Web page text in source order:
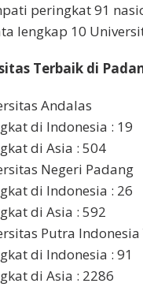
peringkat 91
lengkap 10
Terbaik di
Andalas
di Indonesia : 19
di Asia : 504
Negeri Padang
di Indonesia : 26
di Asia : 592
Putra Indonesia
di Indonesia : 91
di Asia : 2286